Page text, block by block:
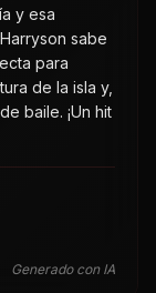
y esa
sabe
para
de la isla y,
baile. ¡Un hit
Generado con IA